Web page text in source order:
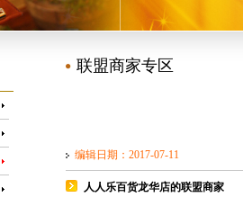
联盟商家专区
编辑日期：2017-07-11
人人乐百货龙华店的联盟商家